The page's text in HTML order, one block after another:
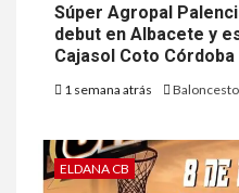
Súper Agropal
debut en Albacete y
Cajasol Coto Córdoba
1 semana atrás
ELDANA CB